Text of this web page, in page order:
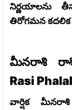
నిర్ణయాలను
తిరోగమన కదలిక
మీనరాశి
Rasi
వార్షిక